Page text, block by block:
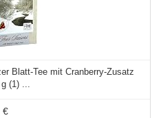
Blatt-Tee mit Cranberry-Zusatz
g (1) ...
€